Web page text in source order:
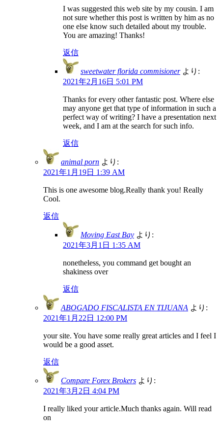
I was suggested this web site by my cousin. I am
not sure whether this post is written by him as no
one else know such detailed about my trouble.
You are amazing! Thanks!
返信
sweetwater florida commisioner より:
2021年2月16日 5:01 PM
Thanks for every other fantastic post. Where else
may anyone get that type of information in such a
perfect way of writing? I have a presentation next
week, and I am at the search for such info.
返信
animal porn より:
2021年1月19日 1:39 AM
This is one awesome blog.Really thank you! Really
Cool.
返信
Moving East Bay より:
2021年3月1日 1:35 AM
nonetheless, you command get bought an
shakiness over
返信
ABOGADO FISCALISTA EN TIJUANA より:
2021年1月22日 12:00 PM
your site. You have some really great articles and I feel I
would be a good asset.
返信
Compare Forex Brokers より:
2021年3月2日 4:04 PM
I really liked your article.Much thanks again. Will read
on